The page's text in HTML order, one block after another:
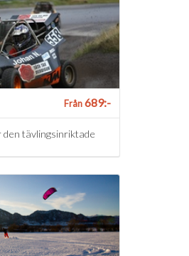
Från689:-
tävlingsinriktade